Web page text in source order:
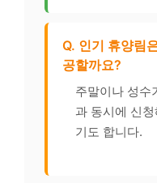
Q. 인기 휴양림
공할까요?
주말이나 성수
과 동시에 신
기도 합니다.